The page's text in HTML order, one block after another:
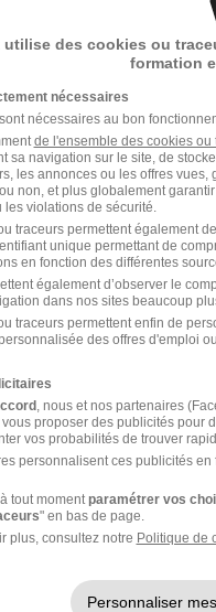
dans le
Emploi
Emploi Project
Emploi
utilise des cookies ou
formation
nécessaires
nécessaires au bon
de l'ensemble des cookies ou
sa navigation sur le site, de
les annonces ou les offres vues,
non, et plus globalement
les violations de sécurité.
traceurs permettent également
unique permettant de
en fonction des différentes
également d’observer le
dans nos sites beaucoup
traceurs permettent enfin de
des offres d'emploi
, nous et nos partenaires
proposer des publicités pour
vos probabilités de trouver
personnalisent ces publicités
tout momentparamétrer vos
" en bas de page.
plus, consultez notre Politique de
Personnaliser